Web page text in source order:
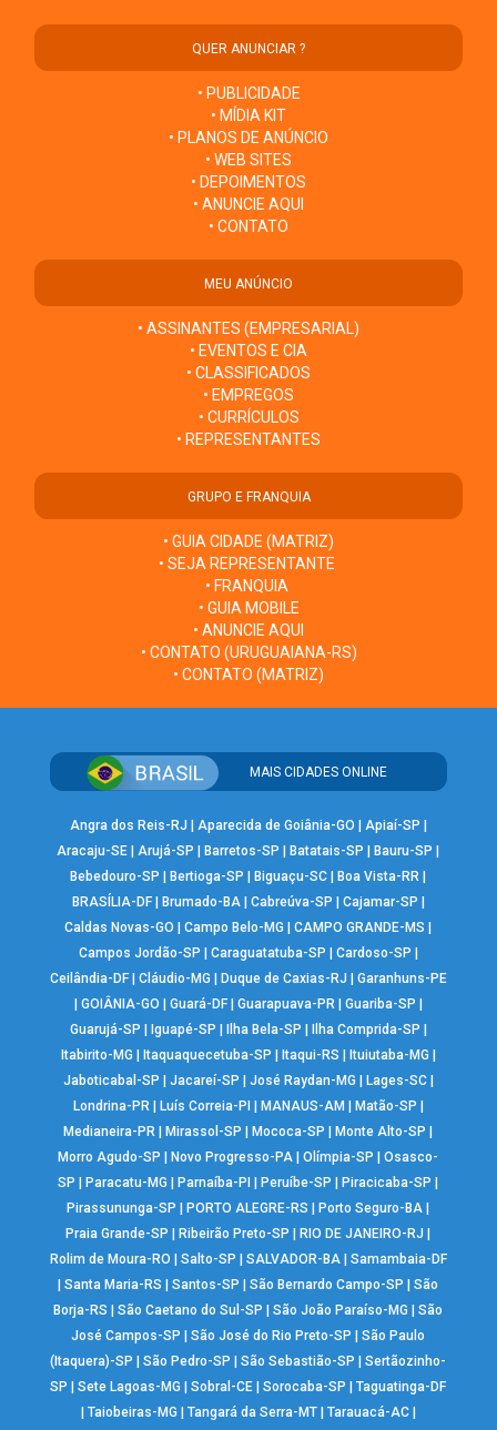
QUER ANUNCIAR ?
• PUBLICIDADE
• MÍDIA KIT
• PLANOS DE ANÚNCIO
• WEB SITES
• DEPOIMENTOS
• ANUNCIE AQUI
• CONTATO
MEU ANÚNCIO
• ASSINANTES (EMPRESARIAL)
• EVENTOS E CIA
• CLASSIFICADOS
• EMPREGOS
• CURRÍCULOS
• REPRESENTANTES
GRUPO E FRANQUIA
• GUIA CIDADE (MATRIZ)
• SEJA REPRESENTANTE
• FRANQUIA
• GUIA MOBILE
• ANUNCIE AQUI
• CONTATO (URUGUAIANA-RS)
• CONTATO (MATRIZ)
MAIS CIDADES ONLINE
Angra dos Reis-RJ Aparecida de Goiânia-GO Apiaí-SP
Aracaju-SE |Arujá-SP Barretos-SP Batatais-SP Bauru-SP
Bebedouro-SP
Bertioga-SP Biguaçu-SC Boa Vista-RR
BRASÍLIA-DF| Brumado-BA| Cabreúva-SP Cajamar-SP
Caldas Novas-GO
|Campo Belo-MG |CAMPO GRANDE-MS
Campos Jordão-SP
Caraguatatuba-SP Cardoso-SP
Ceilândia-DF| Cláudio-MG Duque de Caxias-RJ
Garanhuns-PE
GOIÂNIA-GO Guará-DF| Guarapuava-PR| Guariba-SP
Guarujá-SP
Iguapé-SP Ilha Bela-SP Ilha Comprida-SP
Itabirito-MG
Itaquaquecetuba-SP Itaqui-RS Ituiutaba-MG
Jaboticabal-SP
Jacareí-SP José Raydan-MG Lages-SC|
Londrina-PR| Luís Correia-PI MANAUS-AM Matão-SP
Medianeira-PR
Mirassol-SP Mococa-SP Monte Alto-SP
Morro Agudo-SP
Novo Progresso-PA |Olímpia-SP |Osasco-
SP
Paracatu-MG Parnaíba-PI Peruíbe-SP Piracicaba-SP
Pirassununga-SP
PORTO ALEGRE-RS Porto Seguro-BA
Praia Grande-SP
Ribeirão Preto-SP RIO DE JANEIRO-RJ
Rolim de Moura-RO
Salto-SP SALVADOR-BA| Samambaia-DF
|Santa Maria-RS |Santos-SP |São Bernardo Campo-SP |São
Borja-RS
|São Caetano do Sul-SP |São João Paraíso-MG |São
José Campos-SP
|São José do Rio Preto-SP |São Paulo
(Itaquera)-SP
|São Pedro-SP |São Sebastião-SP |Sertãozinho-
SP
|Sete Lagoas-MG |Sobral-CE |Sorocaba-SP |Taguatinga-DF
Taiobeiras-MG Tangará da Serra-MT| Tarauacá-AC|